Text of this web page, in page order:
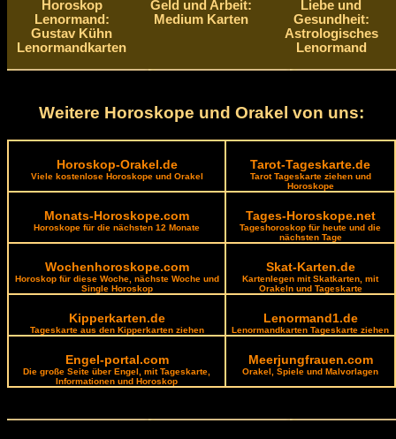
Horoskop
Lenormand:
Gustav Kühn
Lenormandkarten
Geld und Arbeit:
Medium Karten
Liebe und
Gesundheit:
Astrologisches
Lenormand
Weitere Horoskope und Orakel von uns:
Horoskop-Orakel.de
Viele kostenlose Horoskope und Orakel
Tarot-Tageskarte.de
Tarot Tageskarte ziehen und
Horoskope
Monats-Horoskope.com
Horoskope für die nächsten 12 Monate
Tages-Horoskope.net
Tageshoroskop für heute und die
nächsten Tage
Wochenhoroskope.com
Horoskop für diese Woche, nächste Woche und
Single Horoskop
Skat-Karten.de
Kartenlegen mit Skatkarten, mit
Orakeln und Tageskarte
Kipperkarten.de
Tageskarte aus den Kipperkarten ziehen
Lenormand1.de
Lenormandkarten Tageskarte ziehen
Engel-portal.com
Die große Seite über Engel, mit Tageskarte,
Informationen und Horoskop
Meerjungfrauen.com
Orakel, Spiele und Malvorlagen